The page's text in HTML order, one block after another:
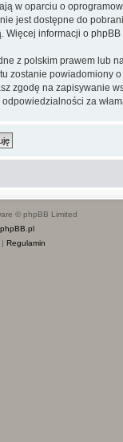
w oparciu o
jest dostępne do
informacji o
z polskim prawem lub
powiadomiony
zgodę na zapisywanie
za
© phpBB Limited
phpBB.pl
| Regulamin